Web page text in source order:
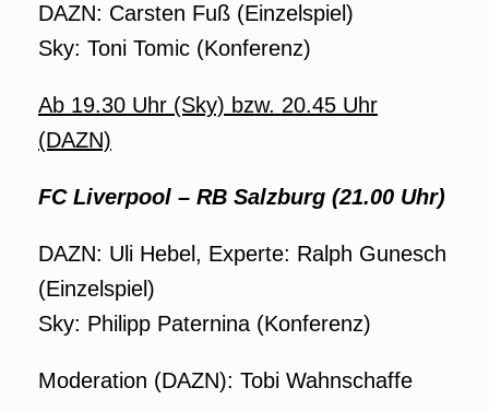
DAZN: Carsten Fuß (Einzelspiel)
Sky: Toni Tomic (Konferenz)
Ab 19.30 Uhr (Sky) bzw. 20.45 Uhr
(DAZN)
FC Liverpool – RB Salzburg (21.00 Uhr)
DAZN: Uli Hebel, Experte: Ralph Gunesch
(Einzelspiel)
Sky: Philipp Paternina (Konferenz)
Moderation (DAZN): Tobi Wahnschaffe